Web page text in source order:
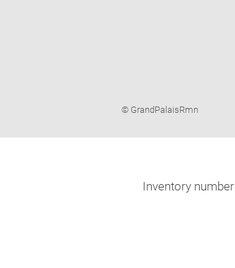
Image
© GrandPalaisRmn
Inventory number